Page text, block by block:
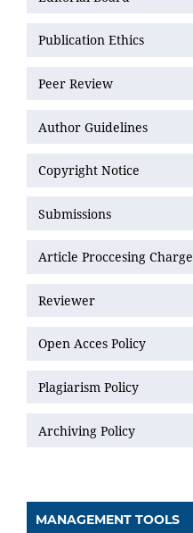
Publication Ethics
Peer Review
Author Guidelines
Copyright Notice
Submissions
Article Proccesing Charge
Reviewer
Open Acces Policy
Plagiarism Policy
Archiving Policy
MANAGEMENT TOOLS